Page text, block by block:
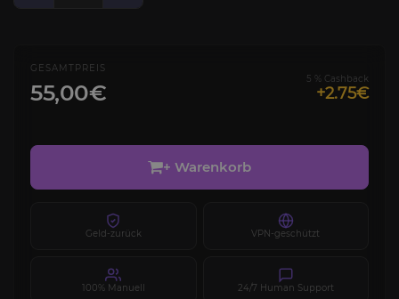
GESAMTPREIS
55,00€
5 % Cashback
+2.75€
+ Warenkorb
Geld-zurück VPN-geschützt
100% Manuell 24/7 Human Support